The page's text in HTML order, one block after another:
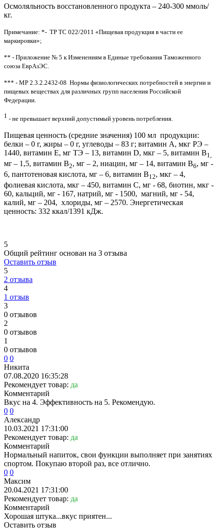
Осмоляльность восстановленного продукта – 240-300 ммоль/
кг.
Примечание: *- ТР ТС 022/2011 «Пищевая продукция в части ее
маркировки»;
** - Приложение № 5 к Изменениям в Единые требования Таможенного
союза ЕврАзЭС.
*** - МР 2.3.2.2432-08 Нормы физиологических потребностей в энергии и
пищевых веществах для различных групп населения Российской
Федерации.
1 - не превышает верхний допустимый уровень потребления.
Пищевая ценность (средние значения) 100 мл продукции:
белки – 0 г, жиры – 0 г, углеводы – 83 г; витамин А, мкг РЭ –
1440, витамин Е, мг ТЭ – 13, витамин D, мкг – 5, витамин В1,
мг– 1,5, витамин В2, мг – 2, ниацин, мг – 14, витамин В6, мг -
6, пантотеновая кислота, мг – 6, витамин В12, мкг – 4,
фолиевая кислота, мкг – 450, витамин С, мг - 68, биотин, мкг -
60, кальций, мг - 167, натрий, мг - 1500, магний, мг - 54,
калий, мг – 204, хлориды, мг – 2570. Энергетическая
ценность: 332 ккал/1391 кДж.
5
Общий рейтинг основан на 3 отзыва
Оставить отзыв
5
2 отзыва
4
1 отзыв
3
0 отзывов
2
0 отзывов
1
0 отзывов
0 0
Никита
07.08.2020 16:35:28
Рекомендует товар: да
Комментарий
Вкус на 4. Эффективность на 5. Рекомендую.
0 0
Александр
10.03.2021 17:31:00
Рекомендует товар: да
Комментарий
Нормальный напиток, свои функции выполняет при занятиях
спортом. Покупаю второй раз, все отлично.
0 0
Максим
20.04.2021 17:31:00
Рекомендует товар: да
Комментарий
Хорошая штука...вкус приятен...
Оставить отзыв